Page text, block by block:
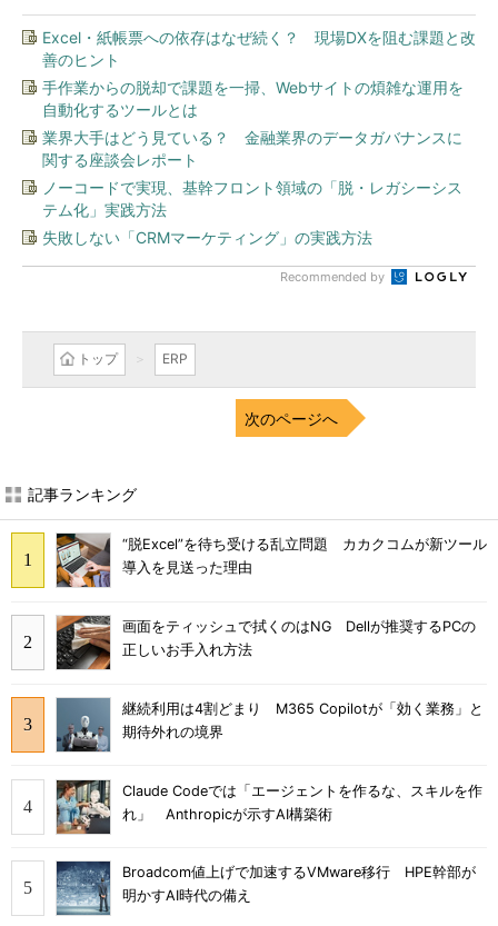
Excel・紙帳票への依存はなぜ続く？ 現場DXを阻む課題と改
善のヒント
手作業からの脱却で課題を一掃、Webサイトの煩雑な運用を
自動化するツールとは
業界大手はどう見ている？ 金融業界のデータガバナンスに
関する座談会レポート
ノーコードで実現、基幹フロント領域の「脱・レガシーシス
テム化」実践方法
失敗しない「CRMマーケティング」の実践方法
Recommended by
トップ ERP
次のページへ
記事ランキング
“脱Excel”を待ち受ける乱立問題 カカクコムが新ツール
導入を見送った理由
画面をティッシュで拭くのはNG Dellが推奨するPCの
正しいお手入れ方法
継続利用は4割どまり M365 Copilotが「効く業務」と
期待外れの境界
Claude Codeでは「エージェントを作るな、スキルを作
れ」 Anthropicが示すAI構築術
Broadcom値上げで加速するVMware移行 HPE幹部が
明かすAI時代の備え